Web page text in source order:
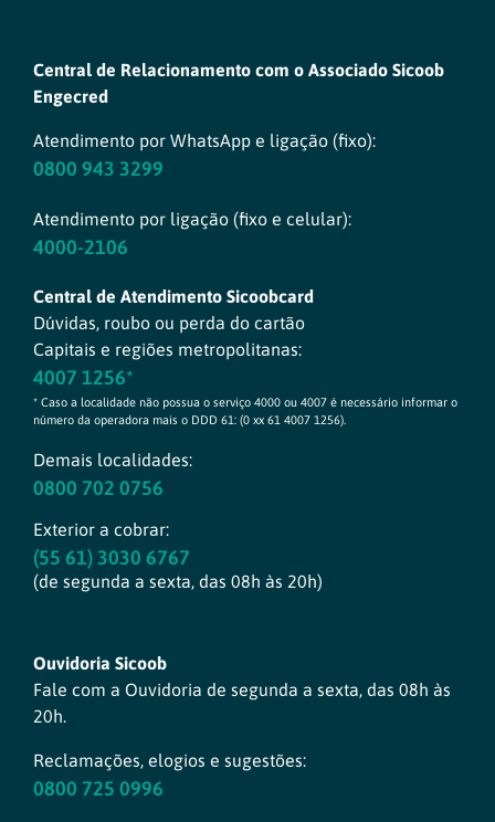
Central de Relacionamento com o Associado Sicoob
Engecred
Atendimento por WhatsApp e ligação (fixo):
0800 943 3299
Atendimento por ligação (fixo e celular):
4000-2106
Central de Atendimento Sicoobcard
Dúvidas, roubo ou perda do cartão
Capitais e regiões metropolitanas:
4007 1256*
* Caso a localidade não possua o serviço 4000 ou 4007 é necessário informar o
número da operadora mais o DDD 61: (0 xx 61 4007 1256).
Demais localidades:
0800 702 0756
Exterior a cobrar:
(55 61) 3030 6767
(de segunda a sexta, das 08h às 20h)
Ouvidoria Sicoob
Fale com a Ouvidoria de segunda a sexta, das 08h às
20h.
Reclamações, elogios e sugestões:
0800 725 0996